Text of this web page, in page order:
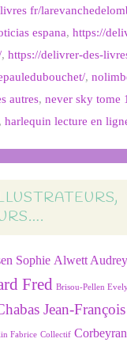
fr/
espana,https://
,https://delivrer-des-
,
autres,never sky tome
,harlequin lecture en
Sophie Alwett Audrey
Fred Brisou-Pellen
Jean-François
Fabrice Collectif